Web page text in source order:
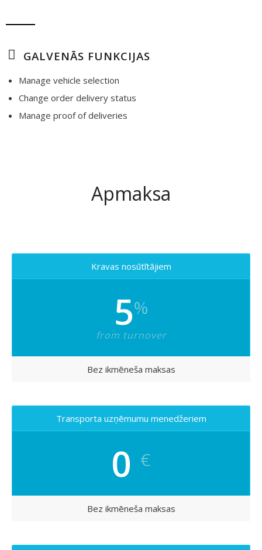
GALVENĀS FUNKCIJAS
Manage vehicle selection
Change order delivery status
Manage proof of deliveries
Apmaksa
Kravas nosūtītājiem
5%
from turnover
Bez ikmēneša maksas
Transporta uzņēmumu menedžeriem
0 €
Bez ikmēneša maksas